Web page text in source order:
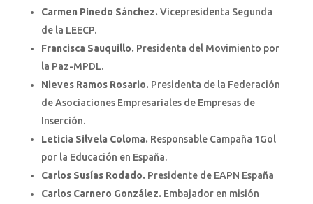
Carmen Pinedo Sánchez. Vicepresidenta Segunda
de la LEECP.
Francisca Sauquillo. Presidenta del Movimiento por
la Paz-MPDL.
Nieves Ramos Rosario. Presidenta de la Federación
de Asociaciones Empresariales de Empresas de
Inserción.
Leticia Silvela Coloma. Responsable Campaña 1Gol
por la Educación en España.
Carlos Susías Rodado. Presidente de EAPN España
Carlos Carnero González. Embajador en misión